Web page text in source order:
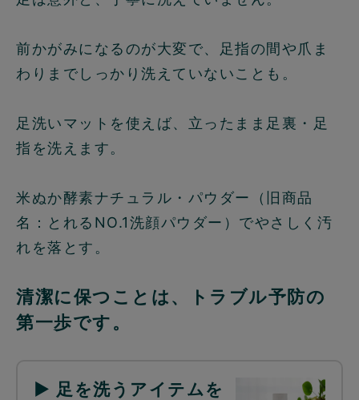
前かがみになるのが大変で、足指の間や爪ま
わりまでしっかり洗えていないことも。
足洗いマットを使えば、立ったまま足裏・足
指を洗えます。
米ぬか酵素ナチュラル・パウダー（旧商品
名：とれるNO.1洗顔パウダー）でやさしく汚
れを落とす。
清潔に保つことは、トラブル予防の
第一歩です。
▶ 足を洗うアイテムを